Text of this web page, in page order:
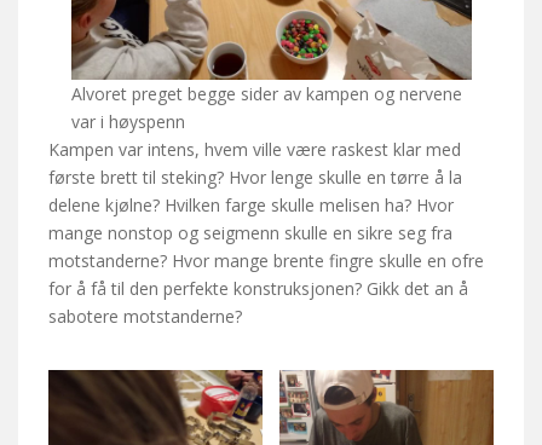
Alvoret preget begge sider av kampen og nervene
var i høyspenn
Kampen var intens, hvem ville være raskest klar med
første brett til steking? Hvor lenge skulle en tørre å la
delene kjølne? Hvilken farge skulle melisen ha? Hvor
mange nonstop og seigmenn skulle en sikre seg fra
motstanderne? Hvor mange brente fingre skulle en ofre
for å få til den perfekte konstruksjonen? Gikk det an å
sabotere motstanderne?